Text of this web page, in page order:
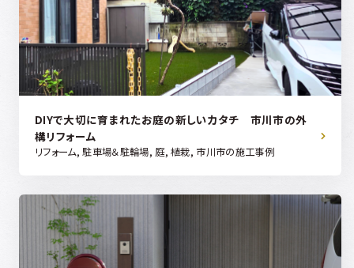
DIYで大切に育まれたお庭の新しいカタチ 市川市の外
構リフォーム
リフォーム, 駐車場＆駐輪場, 庭, 植栽, 市川市の施工事例